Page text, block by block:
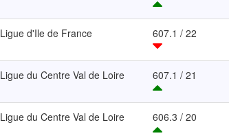
Ligue d'Ile de France 607.1 / 22
Ligue du Centre Val de Loire 607.1 / 21
Ligue du Centre Val de Loire 606.3 / 20